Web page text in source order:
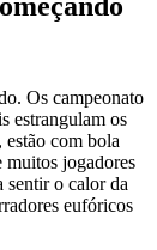
Os campeonato
estrangulam os
com bola
muitos jogadores
sentir o calor da
eufóricos